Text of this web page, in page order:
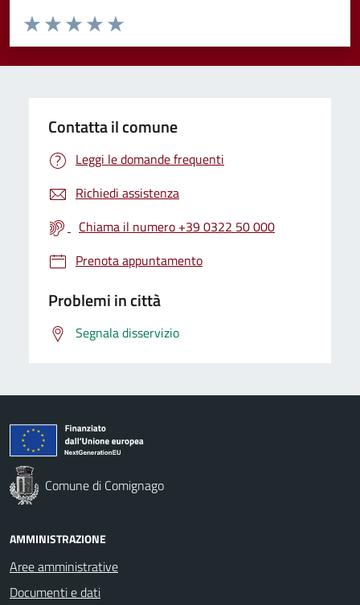
Valuta da 1 a 5 stelle la pagina
Valuta 5 stelle su 5
Valuta 4 stelle su 5
Valuta 3 stelle su 5
Valuta 2 stelle su 5
Valuta 1 stelle su 5
Contatta il comune
Leggi le domande frequenti
Richiedi assistenza
Chiama il numero +39 0322 50 000
Prenota appuntamento
Problemi in città
Segnala disservizio
Comune di Comignago
AMMINISTRAZIONE
Aree amministrative
Documenti e dati